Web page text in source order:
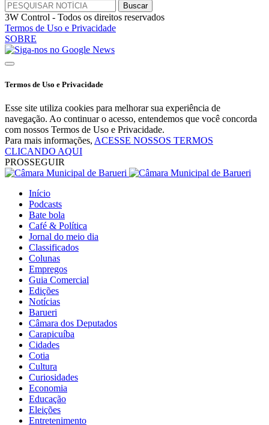
3W Control - Todos os direitos reservados
Termos de Uso e Privacidade
SOBRE
Termos de Uso e Privacidade
Esse site utiliza cookies para melhorar sua experiência de
navegação. Ao continuar o acesso, entendemos que você concorda
com nossos Termos de Uso e Privacidade.
Para mais informações, ACESSE NOSSOS TERMOS
CLICANDO AQUI
PROSSEGUIR
Início
Podcasts
Bate bola
Café & Política
Jornal do meio dia
Classificados
Colunas
Empregos
Guia Comercial
Edições
Notícias
Barueri
Câmara dos Deputados
Carapicuíba
Cidades
Cotia
Cultura
Curiosidades
Economia
Educação
Eleições
Entretenimento